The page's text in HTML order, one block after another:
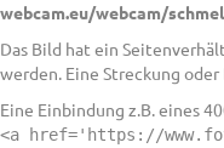
webcam.eu/webcam/
Das Bild hat ein
werden. Eine Streckung
Eine Einbindung z.B. eines
<a href='https://